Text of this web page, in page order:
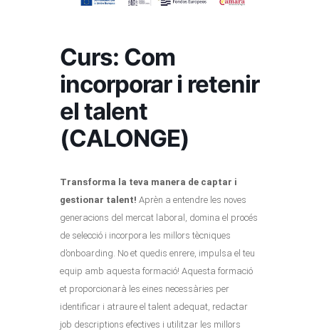
Curs: Com
incorporar i retenir
el talent
(CALONGE)
Transforma la teva manera de captar i
gestionar talent! Aprèn a entendre les noves
generacions del mercat laboral, domina el procés
de selecció i incorpora les millors tècniques
d’onboarding. No et quedis enrere, impulsa el teu
equip amb aquesta formació! Aquesta formació
et proporcionarà les eines necessàries per
identificar i atraure el talent adequat, redactar
job descriptions efectives i utilitzar les millors